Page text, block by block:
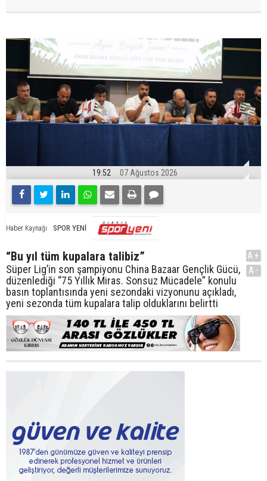
19:52 07 Ağustos 2026
Haber Kaynağı SPOR YENİ
“Bu yıl tüm kupalara talibiz”
Süper Lig’in son şampiyonu China Bazaar Gençlik Gücü,
düzenlediği “75 Yıllık Miras. Sonsuz Mücadele” konulu
basın toplantısında yeni sezondaki vizyonunu açıkladı,
yeni sezonda tüm kupalara talip olduklarını belirtti
A+
A-